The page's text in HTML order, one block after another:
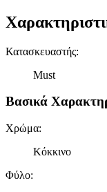
Κατασκευαστής:
Must
Βασικά
Χρώμα:
Κόκκινο
Φύλο: